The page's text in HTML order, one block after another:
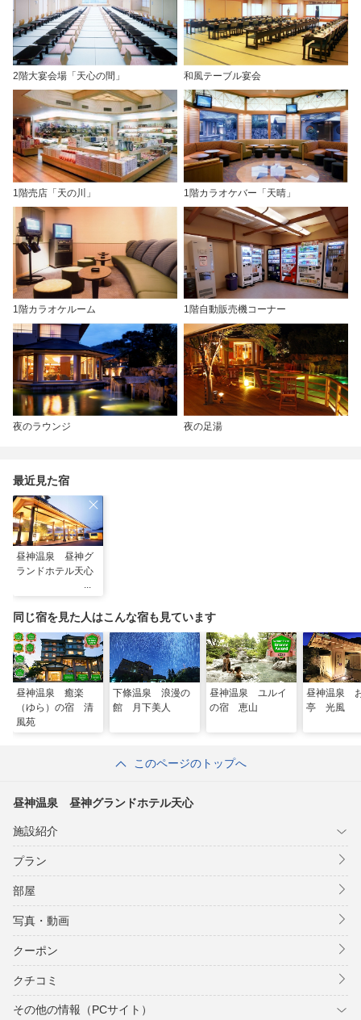
2階大宴会場「天心の間」 和風テーブル宴会
1階売店「天の川」 1階カラオケバー「天晴」
1階カラオケルーム 1階自動販売機コーナー
夜のラウンジ 夜の足湯
最近見た宿
昼神温泉 昼神グ
ランドホテル天心
同じ宿を見た人はこんな宿も見ています
昼神温泉 癒楽
（ゆら）の宿 清
風苑
下條温泉 浪漫の
館 月下美人
昼神温泉 ユルイ
の宿 恵山
昼神温泉
亭 光風
このページのトップへ
昼神温泉 昼神グランドホテル天心
施設紹介
プラン
部屋
写真・動画
クーポン
クチコミ
その他の情報（PCサイト）